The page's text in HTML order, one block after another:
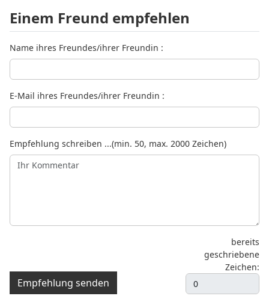
Einem Freund empfehlen
Name ihres Freundes/ihrer Freundin :
E-Mail ihres Freundes/ihrer Freundin :
Empfehlung schreiben ...(min. 50, max. 2000 Zeichen)
Empfehlung senden
bereits
geschriebene
Zeichen: